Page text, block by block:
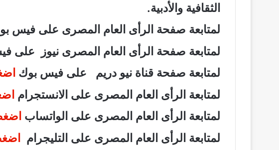
الثقافية والأدبية.
لمتابعة صفحة الرأى العام المصرى على فيس
لمتابعة صفحة الرأى العام المصرى نيوز على
لمتابعة صفحة قناة نيو دريم على فيس بوك
لمتابعة الرأى العام المصرى على الانستجرام
لمتابعة الرأى العام المصرى على الواتساب
لمتابعة الرأى العام المصرى على التليجرام